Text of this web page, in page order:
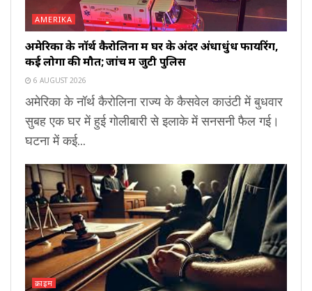
AMERIKA
अमेरिका के नॉर्थ कैरोलिना में घर के अंदर अंधाधुंध फायरिंग,
कई लोगों की मौत; जांच में जुटी पुलिस
6 AUGUST 2026
अमेरिका के नॉर्थ कैरोलिना राज्य के कैसवेल काउंटी में बुधवार
सुबह एक घर में हुई गोलीबारी से इलाके में सनसनी फैल गई।
घटना में कई...
क्राइम